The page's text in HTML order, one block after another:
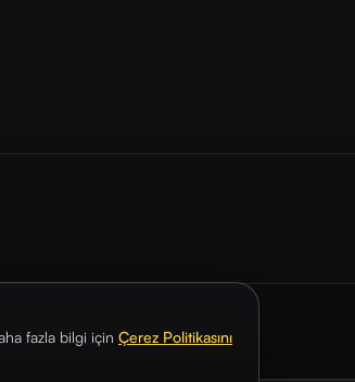
fazla bilgi için Çerez Politikasını